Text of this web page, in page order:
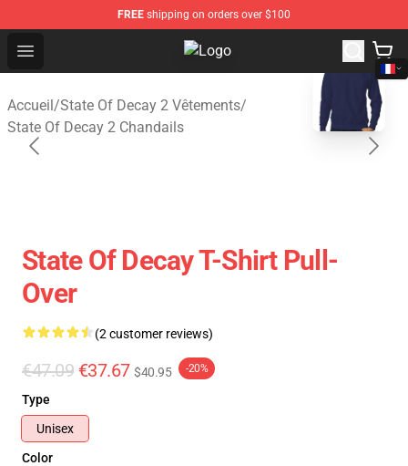
FREE shipping on orders over $100
Open menu State Of Decay 2 Shop - Official
Accueil/State Of Decay 2 Vêtements/
State Of Decay 2 Chandails
blank template
State Of Decay T-Shirt Pull-
Over
(2 customer reviews)
€47.09 €37.67 $40.95 -20%
Type
Unisex
Color